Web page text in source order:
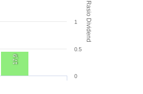
Rasio Dividend
17,9
0
0.5
1